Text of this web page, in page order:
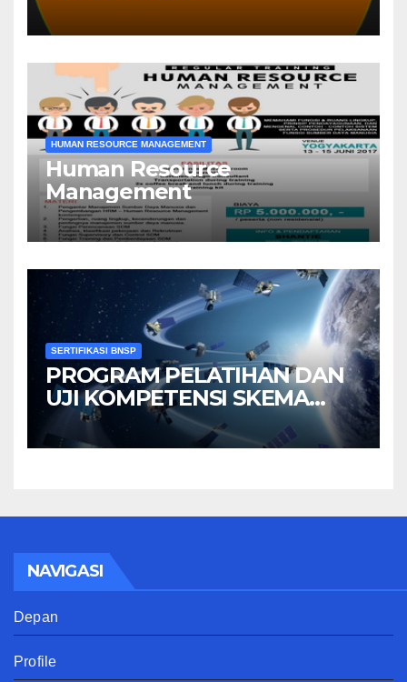
HUMAN RESOURCE MANAGEMENT
Human Resource
Management
SERTIFIKASI BNSP
PROGRAM PELATIHAN DAN
UJI KOMPETENSI SKEMA
MANAGER PENGINDERAAN
JAUH
NAVIGASI
Depan
Profile